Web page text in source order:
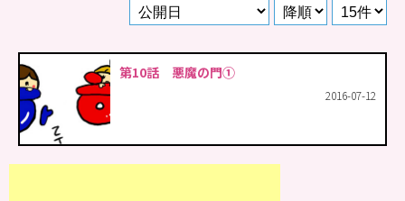
第10話 悪魔の門①
2016-07-12